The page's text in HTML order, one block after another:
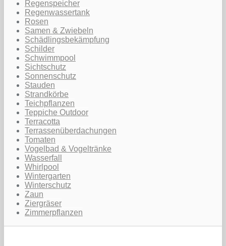
Regenspeicher
Regenwassertank
Rosen
Samen & Zwiebeln
Schädlingsbekämpfung
Schilder
Schwimmpool
Sichtschutz
Sonnenschutz
Stauden
Strandkörbe
Teichpflanzen
Teppiche Outdoor
Terracotta
Terrassenüberdachungen
Tomaten
Vogelbad & Vogeltränke
Wasserfall
Whirlpool
Wintergarten
Winterschutz
Zaun
Ziergräser
Zimmerpflanzen